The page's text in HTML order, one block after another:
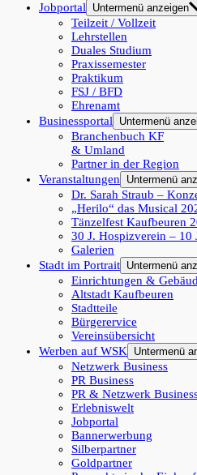
Jobportal
Untermenü anzeigen
Teilzeit / Vollzeit
Lehrstellen
Duales Studium
Praxissemester
Praktikum
FSJ / BFD
Ehrenamt
Businessportal
Untermenü
Branchenbuch KF
& Umland
Partner in der Region
Veranstaltungen
Untermenü
Dr. Sarah Straub –
„Herilo“ das Musical
Tänzelfest Kaufbeuren
30 J. Hospizverein – 10
Galerien
Stadt im Portrait Untermenü
Einrichtungen &
Altstadt Kaufbeuren
Stadtteile
Bürgerervice
Vereinsübersicht
Werben auf WSK
Untermenü
Netzwerk Business
PR Business
PR & Netzwerk
Erlebniswelt
Jobportal
Bannerwerbung
Silberpartner
Goldpartner